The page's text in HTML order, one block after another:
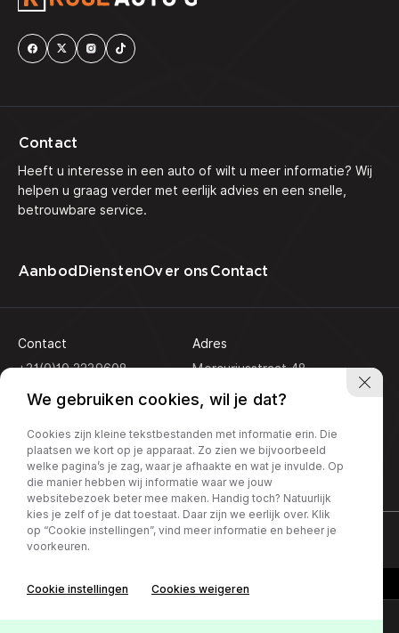
Contact
Heeft u interesse in een auto of wilt u meer informatie? Wij
helpen u graag verder met eerlijk advies en een snelle,
betrouwbare service.
Aanbod DienstenOver ons Contact
Contact
+31(0)10 2239608
Adres
Mercuriusstraat 48
Openingstijden
Ma - Vr:
9.00 - 18.00
Za:
10.00 - 16.00
Zondag:
Gesloten
Privacy policy
We gebruiken cookies, wil je dat?
Cookies zijn kleine tekstbestanden met informatie erin. Die
plaatsen we kort op je apparaat. Zo zien we bijvoorbeeld
welke pagina’s je zag, waar je afhaakte en wat je invulde. Op
die manier hebben wij informatie waar we jouw
websitebezoek beter mee maken. Handig toch? Natuurlijk
kies je zelf of je dat toestaat. Daar zijn we eerlijk over. Klik
op “Cookie instellingen”, vind meer informatie en beheer je
voorkeuren.
Cookie instellingen Cookies weigeren